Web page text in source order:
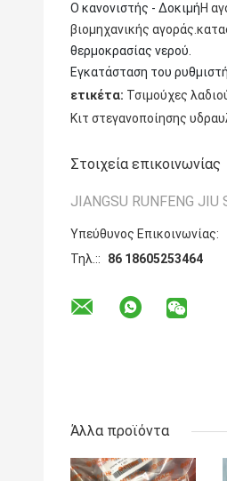
Ο κανονιστής - ΔοκιμήΗ
βιομηχανικής
θερμοκρασίας νερού.
Εγκατάσταση του
ετικέτα: Τσιμούχες
Κιτ στεγανοποίησης
Στοιχεία επικοινωνίας
JIANGSU RUNFENG JIU
Υπεύθυνος Επικοινωνίας:
Τηλ.::
86 18605253464
Άλλα προϊόντα